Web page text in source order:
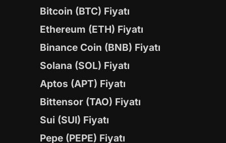
Bitcoin (BTC) Fiyatı
Ethereum (ETH) Fiyatı
Binance Coin (BNB) Fiyatı
Solana (SOL) Fiyatı
Aptos (APT) Fiyatı
Bittensor (TAO) Fiyatı
Sui (SUI) Fiyatı
Pepe (PEPE) Fiyatı